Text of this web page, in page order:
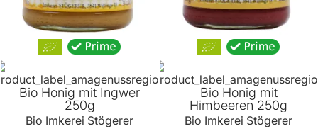
Bio Honig mit Ingwer
250g
Bio Imkerei Stögerer
Bio Honig mit
Himbeeren 250g
Bio Imkerei Stögerer